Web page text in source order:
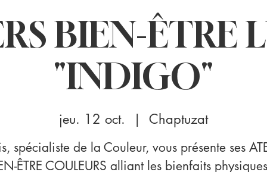
BIEN-ÊTRE
"INDIGO"
jeu. 12 oct.
  |
Chaptuzat
spécialiste de la Couleur, vous présente ses
ÊTRE COULEURS alliant les bienfaits